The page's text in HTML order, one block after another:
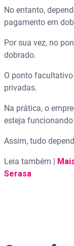
No entanto,
pagamento em
Por sua vez, no
dobrado.
O ponto
privadas.
Na prática, o
esteja
Assim, tudo
Leia também |
Serasa